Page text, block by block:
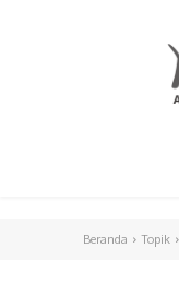
Beranda Topik